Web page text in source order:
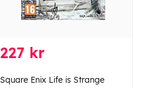
227 kr
Square Enix Life is Strange